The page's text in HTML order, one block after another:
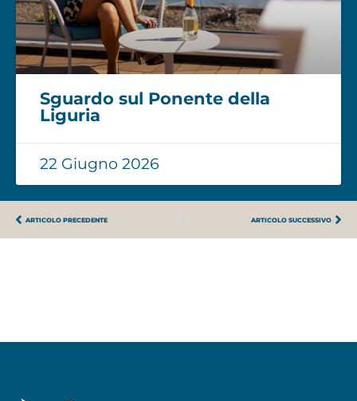
Sguardo sul Ponente della
Liguria
22 Giugno 2026
ARTICOLO PRECEDENTE ARTICOLO SUCCESSIVO